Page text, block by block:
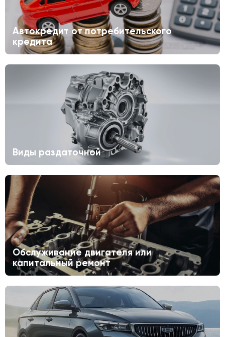
Автокредит от потребительского
кредита
Виды раздаточной
Обслуживание двигателя или
капитальный ремонт